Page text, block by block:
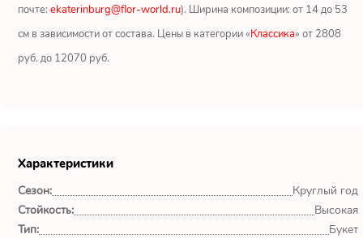
Показать еще
Всё супер! Доставка +
почте: ekaterinburg@flor-world.ru). Ширина композиции: от 14 до 53
см в зависимости от состава. Цены в категории «Классика» от 2808
руб. до 12070 руб.
Характеристики
Сезон:
Круглый год
Стойкость:
Высокая
Тип:
Букет